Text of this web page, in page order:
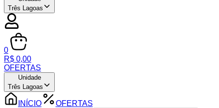
Três Lagoas
0
R$ 0,00
OFERTAS
Unidade
Três Lagoas
INÍCIO OFERTAS